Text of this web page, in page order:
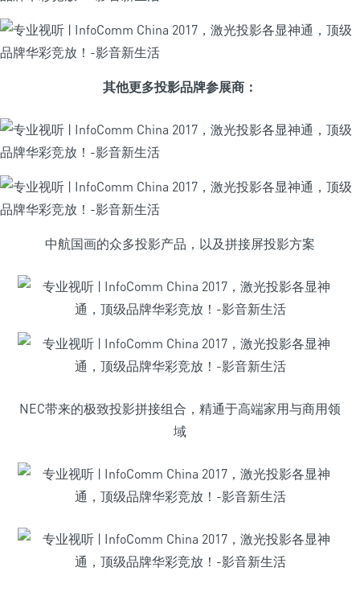
其他更多投影品牌参展商：
中航国画的众多投影产品，以及拼接屏投影方案
NEC带来的极致投影拼接组合，精通于高端家用与商用领
域